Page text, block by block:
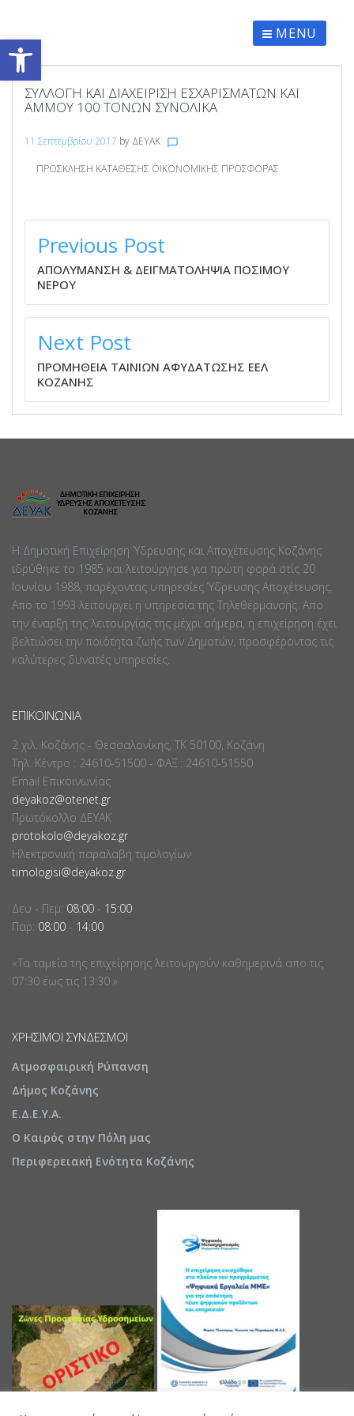
Ανοίξτε τη γραμμή εργαλείων MENU
ΣΥΛΛΟΓΗ ΚΑΙ ΔΙΑΧΕΙΡΙΣΗ ΕΣΧΑΡΙΣΜΑΤΩΝ ΚΑΙ
ΑΜΜΟΥ 100 ΤΟΝΩΝ ΣΥΝΟΛΙΚΑ
11 Σεπτεμβρίου 2017 by ΔΕΥΑΚ chat_bubble_outline
ΠΡΟΣΚΛΗΣΗ ΚΑΤΑΘΕΣΗΣ ΟΙΚΟΝΟΜΙΚΗΣ ΠΡΟΣΦΟΡΑΣ
ΠΛΟΉΓΗΣΗ
ΆΡΘΡΩΝ
Previous Post
ΑΠΟΛΥΜΑΝΣΗ & ΔΕΙΓΜΑΤΟΛΗΨΙΑ ΠΟΣΙΜΟΥ
ΝΕΡΟΥ
Next Post
ΠΡΟΜΗΘΕΙΑ ΤΑΙΝΙΩΝ ΑΦΥΔΑΤΩΣΗΣ ΕΕΛ
ΚΟΖΑΝΗΣ
Η Δημοτική Επιχείρηση Ύδρευσης και Αποχέτευσης Κοζάνης
ιδρύθηκε το 1985 και λειτούργησε για πρώτη φορά στίς 20
Ιουνίου 1988, παρέχοντας υπηρεσίες Ύδρευσης Αποχέτευσης.
Απο το 1993 λειτουργεί η υπηρεσία της Τηλεθέρμανσης. Απο
την έναρξη της λειτουργίας της μέχρι σήμερα, η επιχείρηση έχει
βελτιώσει την ποιότητα ζωής των Δημοτών, προσφέροντας τις
καλύτερες δυνατές υπηρεσίες.
ΕΠΙΚΟΙΝΩΝΊΑ
2 χιλ. Κοζάνης - Θεσσαλονίκης, ΤΚ 50100, Κοζάνη
Τηλ. Κέντρο : 24610-51500 - ΦΑΞ : 24610-51550
Email Επικοινωνίας
deyakoz@otenet.gr
Πρωτόκολλο ΔΕΥΑΚ
protokolo@deyakoz.gr
Ηλεκτρονική παραλαβή τιμολογίων
timologisi@deyakoz.gr
Δευ - Πεμ: 08:00 - 15:00
Παρ: 08:00 - 14:00
«Τα ταμεία της επιχείρησης λειτουργούν καθημερινά απο τις
07:30 έως τις 13:30 »
ΧΡΉΣΙΜΟΙ ΣΎΝΔΕΣΜΟΙ
Ατμοσφαιρική Ρύπανση
Δήμος Κοζάνης
Ε.Δ.Ε.Υ.Α.
Ο Καιρός στην Πόλη μας
Περιφερειακή Ενότητα Κοζάνης